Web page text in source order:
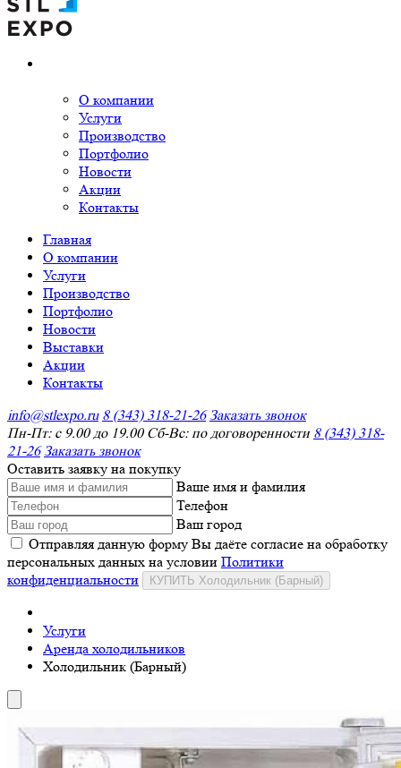
О компании
Услуги
Производство
Портфолио
Новости
Акции
Контакты
Главная
О компании
Услуги
Производство
Портфолио
Новости
Выставки
Акции
Контакты
info@stlexpo.ru 8 (343) 318-21-26 Заказать звонок
Пн-Пт: с 9.00 до 19.00 Сб-Вс: по договоренности 8 (343) 318-
21-26 Заказать звонок
Оставить заявку на покупку
Ваше имя и фамилия
Телефон
Ваш город
Отправляя данную форму Вы даёте согласие на обработку
персональных данных на условии Политики
конфиденциальности
КУПИТЬ Холодильник (Барный)
Услуги
Аренда холодильников
Холодильник (Барный)